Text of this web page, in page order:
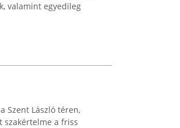
valamint egyedileg
Szent László téren,
szakértelme a friss